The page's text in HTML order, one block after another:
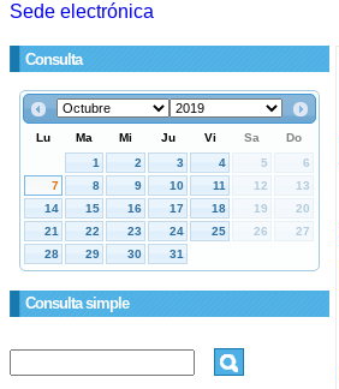
Sede electrónica
Consulta
Consulta simple